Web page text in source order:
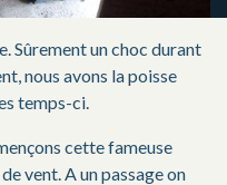
Sûrement un choc durant
nous avons la poisse
temps-ci.
cette fameuse
vent. A un passage on